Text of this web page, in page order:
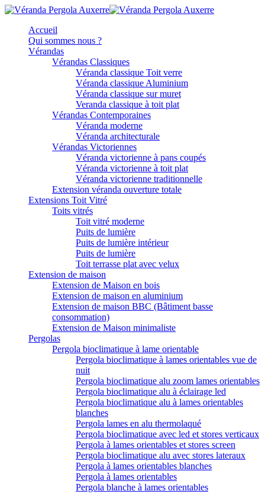
Accueil
Qui sommes nous ?
Vérandas
Vérandas Classiques
Véranda classique Toit verre
Véranda classique Aluminium
Véranda classique sur muret
Veranda classique à toit plat
Vérandas Contemporaines
Véranda moderne
Véranda architecturale
Vérandas Victoriennes
Véranda victorienne à pans coupés
Véranda victorienne à toit plat
Véranda victorienne traditionnelle
Extension véranda ouverture totale
Extensions Toit Vitré
Toits vitrés
Toit vitré moderne
Puits de lumière
Puits de lumière intérieur
Puits de lumière
Toit terrasse plat avec velux
Extension de maison
Extension de Maison en bois
Extension de maison en aluminium
Extension de maison BBC (Bâtiment basse
consommation)
Extension de Maison minimaliste
Pergolas
Pergola bioclimatique à lame orientable
Pergola bioclimatique à lames orientables vue de
nuit
Pergola bioclimatique alu zoom lames orientables
Pergola bioclimatique alu à éclairage led
Pergola bioclimatique alu à lames orientables
blanches
Pergola lames en alu thermolaqué
Pergola bioclimatique avec led et stores verticaux
Pergola à lames orientables et stores screen
Pergola bioclimatique alu avec stores lateraux
Pergola à lames orientables blanches
Pergola à lames orientables
Pergola blanche à lames orientables